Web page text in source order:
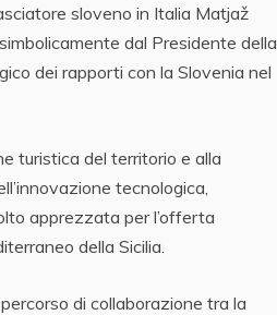
sloveno in Italia Matjaž
dal Presidente della
dei rapporti con la Slovenia nel
turistica del territorio e alla
tecnologica,
apprezzata per l’offerta
della Sicilia.
di collaborazione tra la